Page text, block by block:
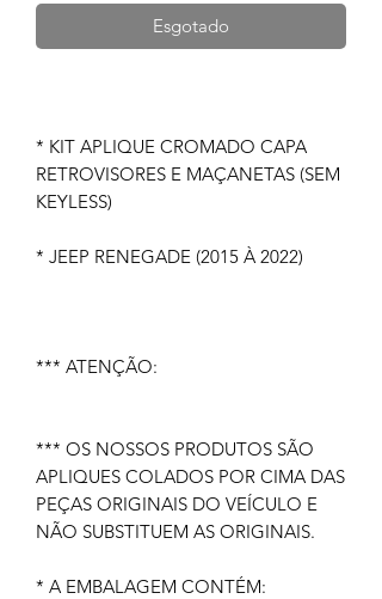
Esgotado
* KIT APLIQUE CROMADO CAPA
RETROVISORES E MAÇANETAS (SEM
KEYLESS)
* JEEP RENEGADE (2015 À 2022)
*** ATENÇÃO:
*** OS NOSSOS PRODUTOS SÃO
APLIQUES COLADOS POR CIMA DAS
PEÇAS ORIGINAIS DO VEÍCULO E
NÃO SUBSTITUEM AS ORIGINAIS.
* A EMBALAGEM CONTÉM: